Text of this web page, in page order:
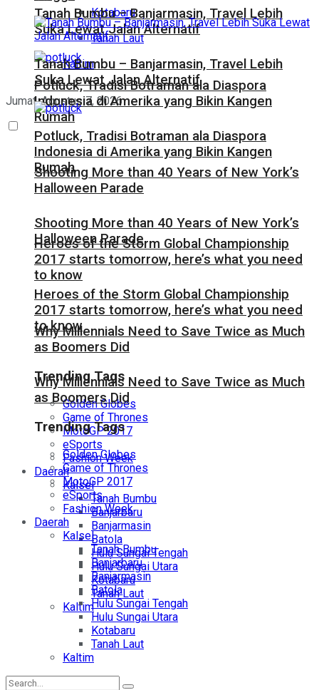
Kotabaru
Tanah Laut
Kaltim
Jumat, Agustus 7, 2026
Tanah Bumbu – Banjarmasin, Travel Lebih
Suka Lewat Jalan Alternatif
Potluck, Tradisi Botraman ala Diaspora
Indonesia di Amerika yang Bikin Kangen
Rumah
Shooting More than 40 Years of New York’s
Halloween Parade
Heroes of the Storm Global Championship
2017 starts tomorrow, here’s what you need
to know
Why Millennials Need to Save Twice as Much
as Boomers Did
Trending Tags
Golden Globes
Game of Thrones
MotoGP 2017
eSports
Fashion Week
Daerah
Kalsel
Tanah Bumbu
Banjarbaru
Banjarmasin
Batola
Hulu Sungai Tengah
Hulu Sungai Utara
Kotabaru
Tanah Laut
Kaltim
Tanah Bumbu – Banjarmasin, Travel Lebih
Suka Lewat Jalan Alternatif
Potluck, Tradisi Botraman ala Diaspora
Indonesia di Amerika yang Bikin Kangen
Rumah
Shooting More than 40 Years of New York’s
Halloween Parade
Heroes of the Storm Global Championship
2017 starts tomorrow, here’s what you need
to know
Why Millennials Need to Save Twice as Much
as Boomers Did
Trending Tags
Golden Globes
Game of Thrones
MotoGP 2017
eSports
Fashion Week
Daerah
Kalsel
Tanah Bumbu
Banjarbaru
Banjarmasin
Batola
Hulu Sungai Tengah
Hulu Sungai Utara
Kotabaru
Tanah Laut
Kaltim